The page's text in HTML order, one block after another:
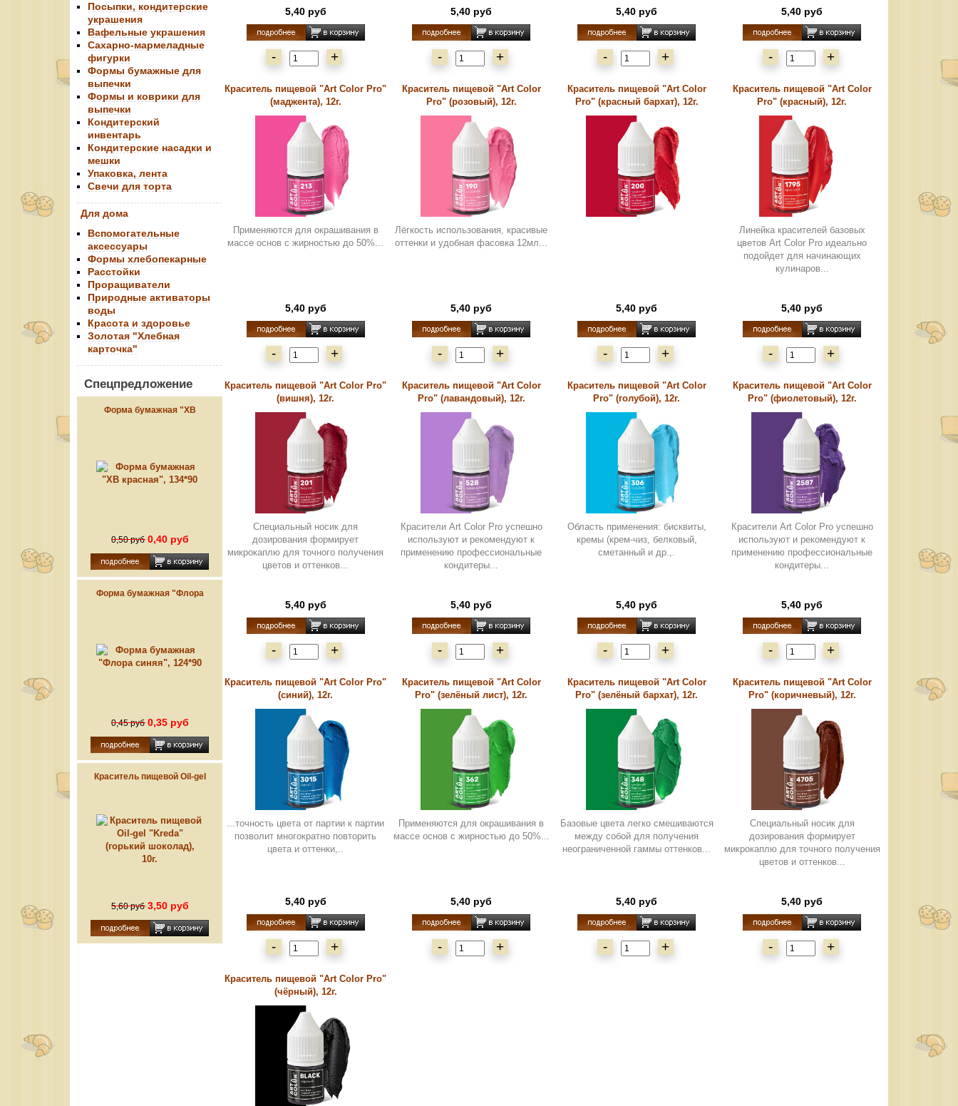
Посыпки, кондитерские
украшения
Вафельные украшения
Сахарно-мармеладные
фигурки
Формы бумажные для
выпечки
Формы и коврики для
выпечки
Кондитерский
инвентарь
Кондитерские насадки и
мешки
Упаковка, лента
Свечи для торта
Для дома
Вспомогательные
аксессуары
Формы хлебопекарные
Расстойки
Проращиватели
Природные активаторы
воды
Красота и здоровье
Золотая "Хлебная
карточка"
Спецпредложение
Форма бумажная "ХВ
0,50 руб 0,40 руб
Форма бумажная "Флора
0,45 руб 0,35 руб
Краситель пищевой Oil-gel
5,60 руб 3,50 руб
5,40 руб
- +
5,40 руб
- +
5,40 руб
- +
5,40 руб
- +
Краситель пищевой "Art Color Pro"
(маджента), 12г.
Применяются для окрашивания в
массе основ с жирностью до 50%...
5,40 руб
- +
Краситель пищевой "Art Color
Pro" (розовый), 12г.
Лёгкость использования, красивые
оттенки и удобная фасовка 12мл...
5,40 руб
- +
Краситель пищевой "Art Color
Pro" (красный бархат), 12г.
5,40 руб
- +
Краситель пищевой "Art Color
Pro" (красный), 12г.
Линейка красителей базовых
цветов Art Color Pro идеально
подойдет для начинающих
кулинаров...
5,40 руб
- +
Краситель пищевой "Art Color Pro"
(вишня), 12г.
Специальный носик для
дозирования формирует
микрокаплю для точного получения
цветов и оттенков...
5,40 руб
- +
Краситель пищевой "Art Color
Pro" (лавандовый), 12г.
Красители Art Color Pro успешно
используют и рекомендуют к
применению профессиональные
кондитеры...
5,40 руб
- +
Краситель пищевой "Art Color
Pro" (голубой), 12г.
Область применения: бисквиты,
кремы (крем-чиз, белковый,
сметанный и др.,.
5,40 руб
- +
Краситель пищевой "Art Color
Pro" (фиолетовый), 12г.
Красители Art Color Pro успешно
используют и рекомендуют к
применению профессиональные
кондитеры...
5,40 руб
- +
Краситель пищевой "Art Color Pro"
(синий), 12г.
...точность цвета от партии к партии
позволит многократно повторить
цвета и оттенки,..
5,40 руб
- +
Краситель пищевой "Art Color
Pro" (зелёный лист), 12г.
Применяются для окрашивания в
массе основ с жирностью до 50%...
5,40 руб
- +
Краситель пищевой "Art Color
Pro" (зелёный бархат), 12г.
Базовые цвета легко смешиваются
между собой для получения
неограниченной гаммы оттенков...
5,40 руб
- +
Краситель пищевой "Art Color
Pro" (коричневый), 12г.
Специальный носик для
дозирования формирует
микрокаплю для точного получения
цветов и оттенков...
5,40 руб
- +
Краситель пищевой "Art Color Pro"
(чёрный), 12г.